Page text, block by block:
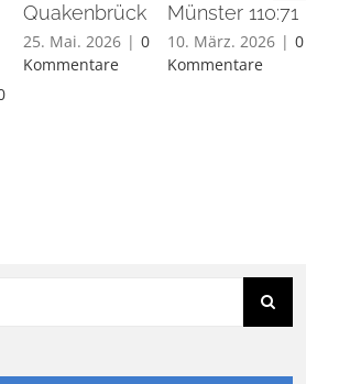
Quakenbrück
25. Mai. 2026 | 0
Kommentare
Münster 110:71
10. März. 2026 | 0
Kommentare